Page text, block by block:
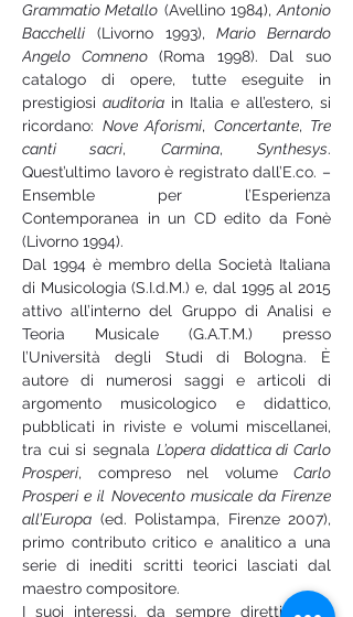
Grammatio Metallo (Avellino 1984), Antonio
Bacchelli (Livorno 1993), Mario Bernardo
Angelo Comneno (Roma 1998). Dal suo
catalogo di opere, tutte eseguite in
prestigiosi auditoria in Italia e all’estero, si
ricordano: Nove Aforismi, Concertante, Tre
canti sacri, Carmina, Synthesys.
Quest’ultimo lavoro è registrato dall’E.co. –
Ensemble per l’Esperienza
Contemporanea in un CD edito da Fonè
(Livorno 1994).
Dal 1994 è membro della Società Italiana
di Musicologia (S.I.d.M.) e, dal 1995 al 2015
attivo all’interno del Gruppo di Analisi e
Teoria Musicale (G.A.T.M.) presso
l’Università degli Studi di Bologna. È
autore di numerosi saggi e articoli di
argomento musicologico e didattico,
pubblicati in riviste e volumi miscellanei,
tra cui si segnala L’opera didattica di Carlo
Prosperi, compreso nel volume Carlo
Prosperi e il Novecento musicale da Firenze
all’Europa (ed. Polistampa, Firenze 2007),
primo contributo critico e analitico a una
serie di inediti scritti teorici lasciati dal
maestro compositore.
I suoi interessi, da sempre diretti verso